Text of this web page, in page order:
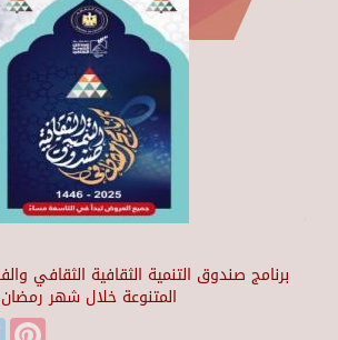
برنامج صندوق التنمية الثقافية الثقافي
المتنوعة خلال شهر رمضان
Twitter